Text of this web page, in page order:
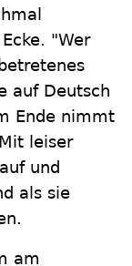
"Wer
auf Deutsch
Ende nimmt
leiser
und
als sie
am